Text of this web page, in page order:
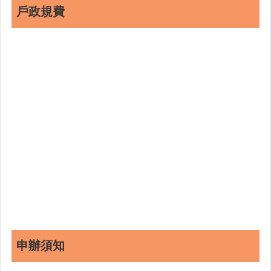
戶政規費
申辦須知